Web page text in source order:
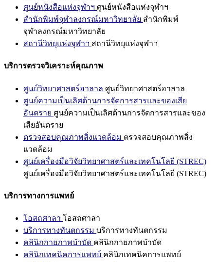
ศูนย์หนังสือแห่งจุฬาฯ ศูนย์หนังสือแห่งจุฬาฯ
สำนักพิมพ์จุฬาลงกรณ์มหาวิทยาลัย สำนักพิมพ์
จุฬาลงกรณ์มหาวิทยาลัย
สถานีวิทยุแห่งจุฬาฯ สถานีวิทยุแห่งจุฬาฯ
บริการตรวจวิเคราะห์คุณภาพ
ศูนย์วิทยาศาสตร์ฮาลาล ศูนย์วิทยาศาสตร์ฮาลาล
ศูนย์ความเป็นเลิศด้านการจัดการสารและของเสีย
อันตราย ศูนย์ความเป็นเลิศด้านการจัดการสารและของ
เสียอันตราย
ตรวจสอบคุณภาพสิ่งแวดล้อม ตรวจสอบคุณภาพสิ่ง
แวดล้อม
ศูนย์เครื่องมือวิจัยวิทยาศาสตร์และเทคโนโลยี (STREC)
ศูนย์เครื่องมือวิจัยวิทยาศาสตร์และเทคโนโลยี (STREC)
บริการทางการแพทย์
โอสถศาลา โอสถศาลา
บริการทางทันตกรรม บริการทางทันตกรรม
คลินิกกายภาพบำบัด คลินิกกายภาพบำบัด
คลินิกเทคนิคการแพทย์ คลินิกเทคนิคการแพทย์